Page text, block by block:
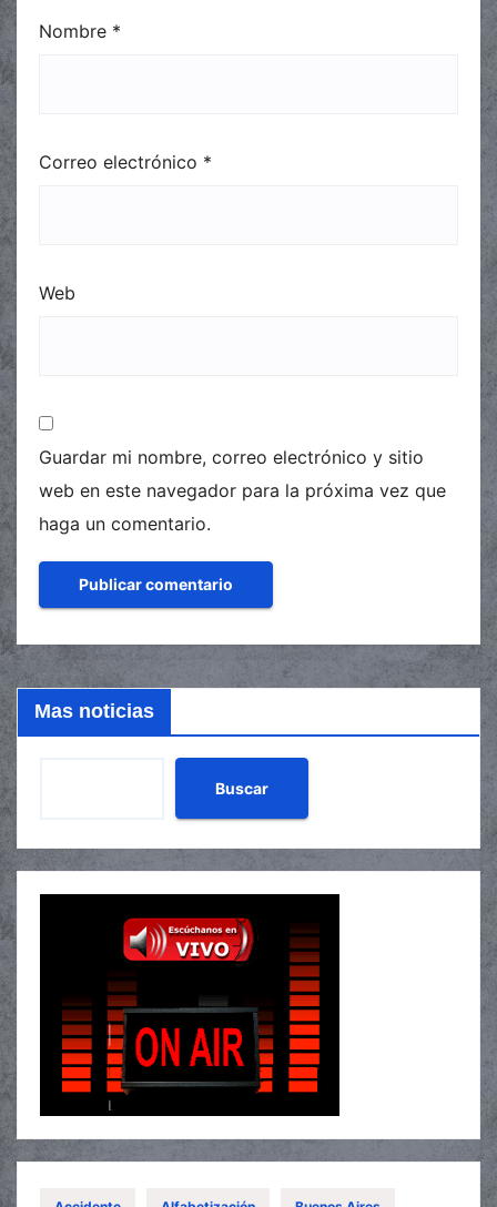
Nombre *
Correo electrónico *
Web
Guardar mi nombre, correo electrónico y sitio
web en este navegador para la próxima vez que
haga un comentario.
Mas noticias
Buscar